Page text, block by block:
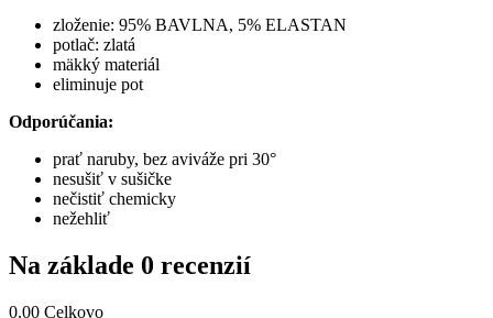
zloženie: 95% BAVLNA, 5% ELASTAN
potlač: zlatá
mäkký materiál
eliminuje pot
Odporúčania:
prať naruby, bez aviváže pri 30°
nesušiť v sušičke
nečistiť chemicky
nežehliť
Na základe 0 recenzií
0.00 Celkovo